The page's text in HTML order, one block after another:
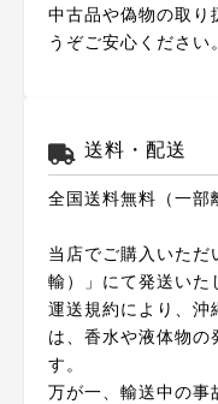
中古品や偽物の取り
うぞご安心ください。
送料・配送
全国送料無料（一部
当店でご購入いただ
輸）」にて発送いた
運送規約により、沖
は、香水や液体物の
す。
万が一、輸送中の事